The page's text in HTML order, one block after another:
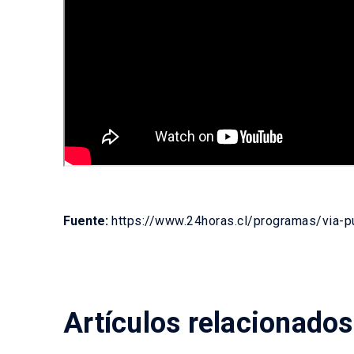
Fuente: https://www.24horas.cl/programas/via-
Artículos relacionados